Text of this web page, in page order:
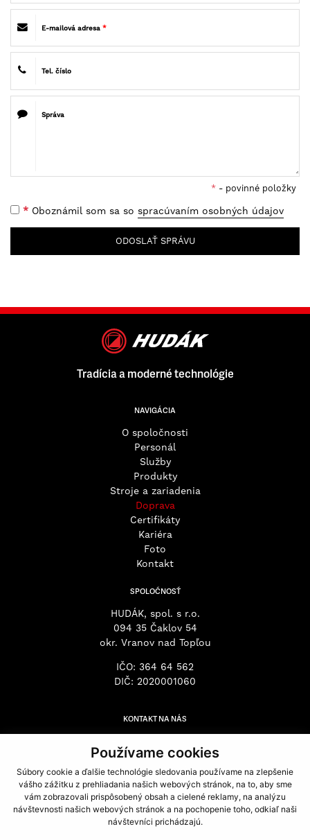
Používame cookies
Súbory cookie a ďalšie technológie sledovania používame na zlepšenie
vášho zážitku z prehliadania našich webových stránok, na to, aby sme
vám zobrazovali prispôsobený obsah a cielené reklamy, na analýzu
návštevnosti našich webových stránok a na pochopenie toho, odkiaľ naši
návštevníci prichádzajú.
E-mailová adresa*
Tel. číslo
Správa
* - povinné položky
* Oboznámil som sa so spracúvaním osobných údajov
ODOSLAŤ SPRÁVU
Tradícia a moderné technológie
NAVIGÁCIA
O spoločnosti
Personál
Služby
Produkty
Stroje a zariadenia
Doprava
Certifikáty
Kariéra
Foto
Kontakt
SPOLOČNOSŤ
HUDÁK, spol. s r.o.
094 35 Čaklov 54
okr. Vranov nad Topľou
IČO: 364 64 562
DIČ: 2020001060
KONTAKT NA NÁS
hudak@hudaksro.sk
stano@hudaksro.sk
zubko@hudaksro.sk
hardon@hudaksro.sk
tino@hudaksro.sk